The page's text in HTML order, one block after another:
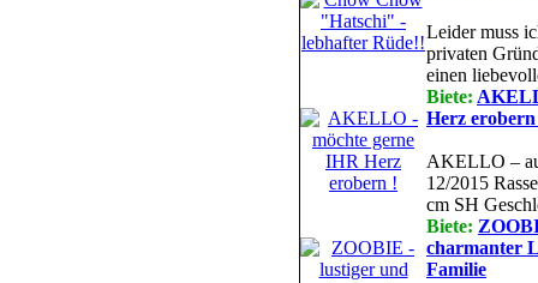
Leider muss
privaten
einen
Biete:
Herz
AKELLO –
12/2015
cm SH
Biete:
charmanter
Familie